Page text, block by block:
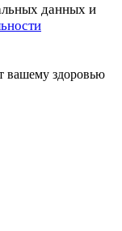
данных и
вашему здоровью